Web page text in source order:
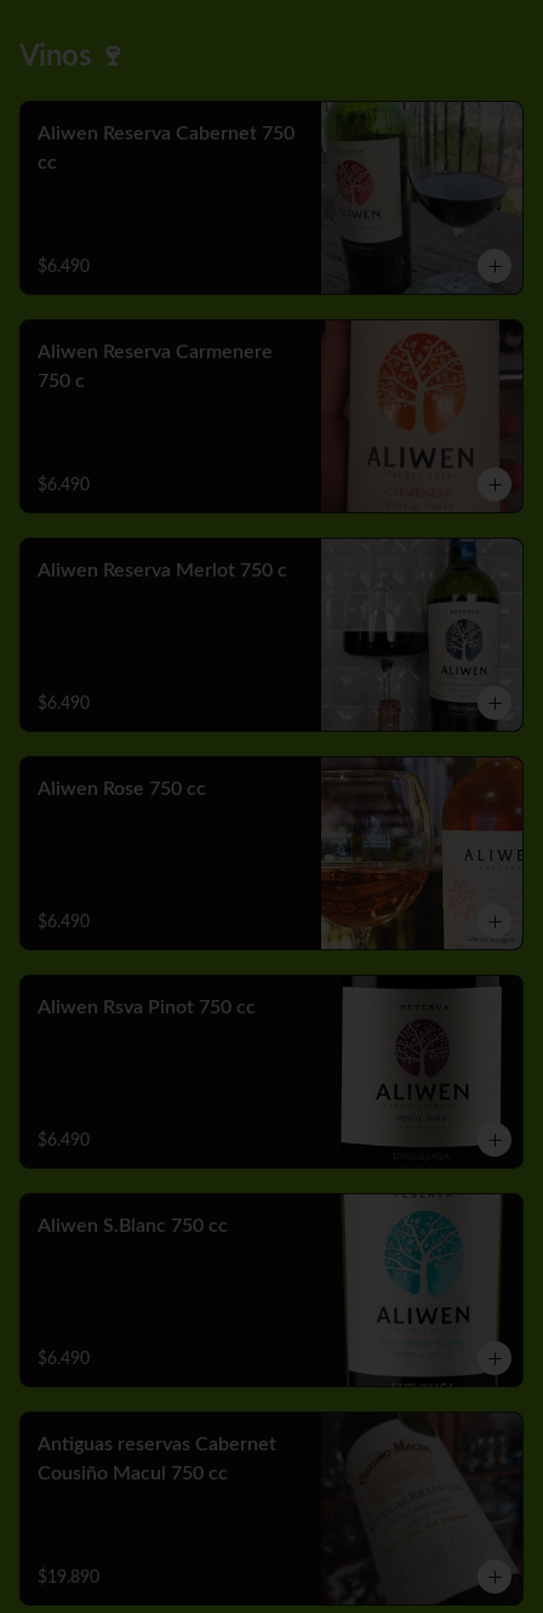
Vinos 🍷
Aliwen Reserva Cabernet 750
cc
$6.490
Aliwen Reserva Carmenere
750 c
$6.490
Aliwen Reserva Merlot 750 c
$6.490
Aliwen Rose 750 cc
$6.490
Aliwen Rsva Pinot 750 cc
$6.490
Aliwen S.Blanc 750 cc
$6.490
Antiguas reservas Cabernet
Cousiño Macul 750 cc
$19.890